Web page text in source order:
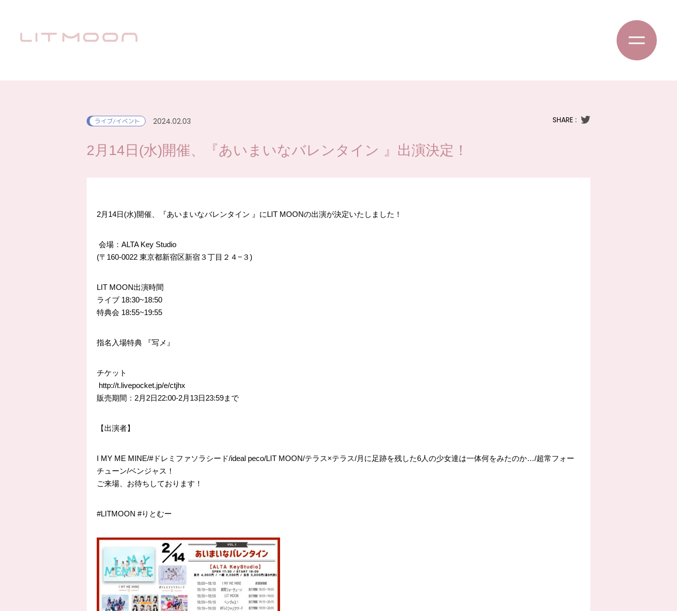
ライブ/イベント 2024.02.03 SHARE :
2月14日(水)開催、『あいまいなバレンタイン 』出演決定！
2月14日(水)開催、『あいまいなバレンタイン 』にLIT MOONの出演が決定いたしました！
会場：ALTA Key Studio
(〒160-0022 東京都新宿区新宿３丁目２４−３)
LIT MOON出演時間
ライブ 18:30~18:50
特典会 18:55~19:55
指名入場特典 『写メ』
チケット
http://t.livepocket.jp/e/ctjhx
販売期間：2月2日22:00-2月13日23:59まで
【出演者】
I MY ME MINE/#ドレミファソラシード/ideal peco/LIT MOON/テラス×テラス/月に足跡を残した6人の少女達は一体何をみたのか…/超常フォー
チューン/ベンジャス！
ご来場、お待ちしております！
#LITMOON #りとむー